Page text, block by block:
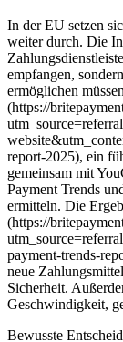
In der EU setzen
weiter durch. Die
empfangen,
ermöglichen
(https://
report-2025), ein
gemeinsam mit
Payment Trends
ermitteln. Die
(https://
payment-trends-
neue
Sicherheit.
Geschwindigkeit,
Bewusste